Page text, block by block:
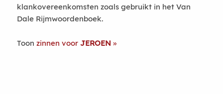
klankovereenkomsten zoals gebruikt in het Van
Dale Rijmwoordenboek.
Toon zinnen voor JEROEN